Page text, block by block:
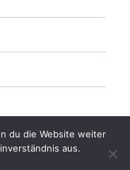
/
du die Website weiter
aus.